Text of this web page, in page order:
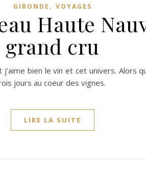
GIRONDE , VOYAGES
Haute
grand cru
bien le vin et cet univers. Alors
jours au coeur des vignes.
LIRE LA SUITE